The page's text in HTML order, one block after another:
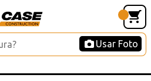
Usar Foto